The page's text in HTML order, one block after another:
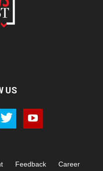
US
Feedback Career